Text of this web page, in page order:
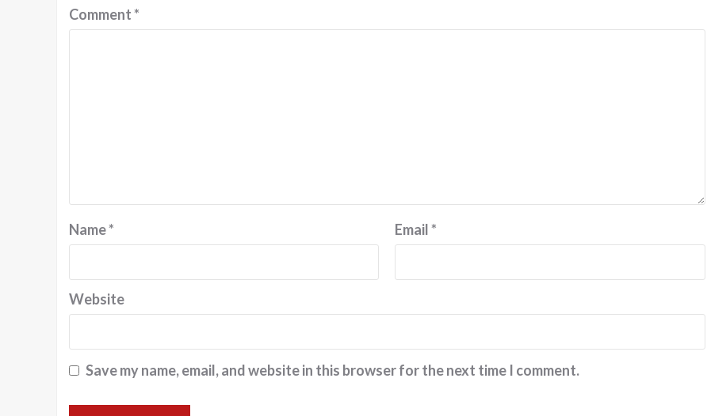
Comment*
Name* Email*
Website
Save my name, email, and website in this browser for the next time I comment.